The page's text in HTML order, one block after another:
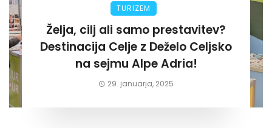
TURIZEM
Želja, cilj ali samo prestavitev?
Destinacija Celje z Deželo Celjsko
na sejmu Alpe Adria!
29. januarja, 2025